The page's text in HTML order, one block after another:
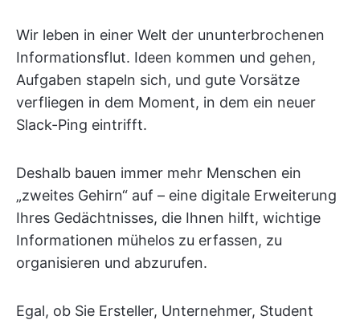
Wir leben in einer Welt der ununterbrochenen
Informationsflut. Ideen kommen und gehen,
Aufgaben stapeln sich, und gute Vorsätze
verfliegen in dem Moment, in dem ein neuer
Slack-Ping eintrifft.
Deshalb bauen immer mehr Menschen ein
„zweites Gehirn“ auf – eine digitale Erweiterung
Ihres Gedächtnisses, die Ihnen hilft, wichtige
Informationen mühelos zu erfassen, zu
organisieren und abzurufen.
Egal, ob Sie Ersteller, Unternehmer, Student